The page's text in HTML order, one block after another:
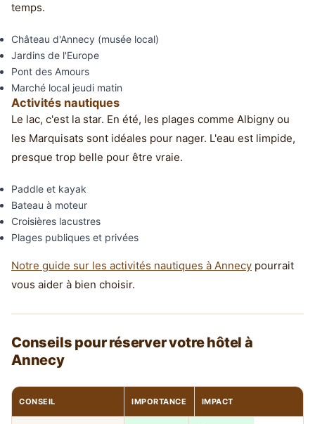
temps.
Château d'Annecy (musée local)
Jardins de l'Europe
Pont des Amours
Marché local jeudi matin
Activités nautiques
Le lac, c'est la star. En été, les plages comme Albigny ou
les Marquisats sont idéales pour nager. L'eau est limpide,
presque trop belle pour être vraie.
Paddle et kayak
Bateau à moteur
Croisières lacustres
Plages publiques et privées
Notre guide sur les activités nautiques à Annecy pourrait
vous aider à bien choisir.
Conseils pour réserver votre hôtel à
Annecy
CONSEIL IMPORTANCE IMPACT